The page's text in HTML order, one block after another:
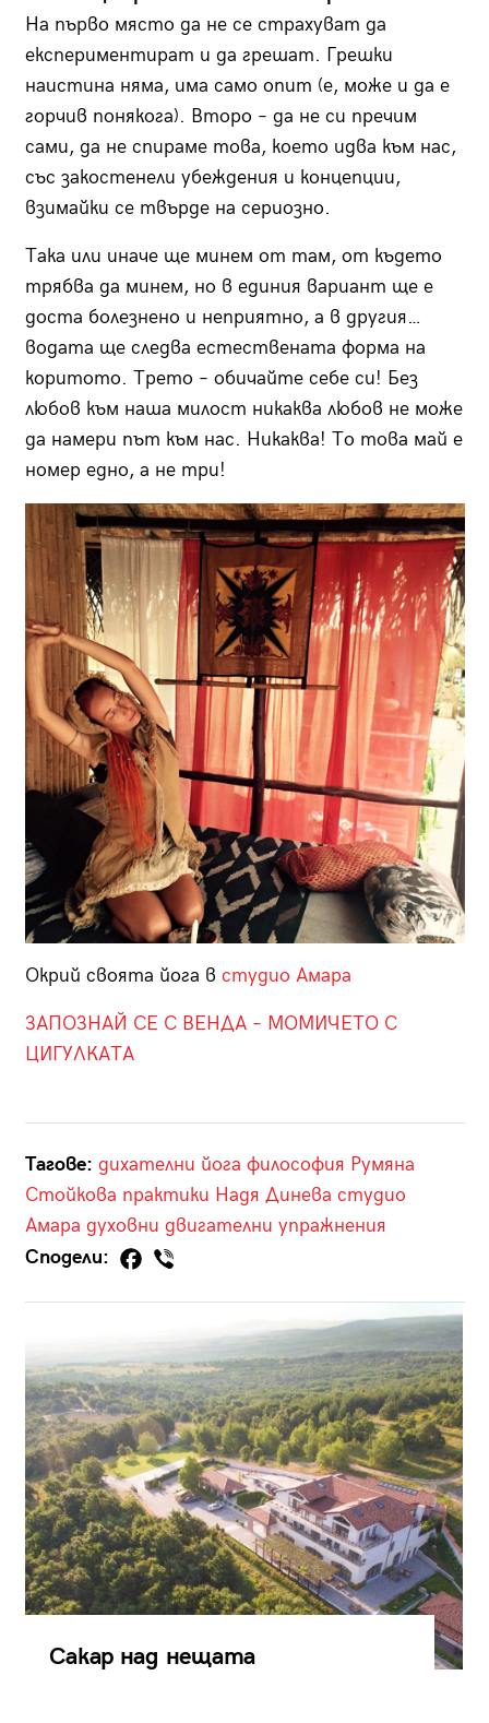
На първо място да не се страхуват да
експериментират и да грешат. Грешки
наистина няма, има само опит (е, може и да е
горчив понякога). Второ – да не си пречим
сами, да не спираме това, което идва към нас,
със закостенели убеждения и концепции,
взимайки се твърде на сериозно.
Така или иначе ще минем от там, от където
трябва да минем, но в единия вариант ще е
доста болезнено и неприятно, а в другия…
водата ще следва естествената форма на
коритото. Трето – обичайте себе си! Без
любов към наша милост никаква любов не може
да намери път към нас. Никаква! То това май е
номер едно, а не три!
Окрий своята йога в студио Амара
ЗАПОЗНАЙ СЕ С ВЕНДА – МОМИЧЕТО С
ЦИГУЛКАТА
Тагове: дихателни йога философия Румяна
Стойкова практики Надя Динева студио
Амара духовни двигателни упражнения
Сподели:
Сакар над нещата